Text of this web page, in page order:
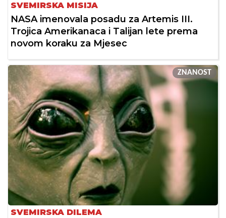
SVEMIRSKA MISIJA
NASA imenovala posadu za Artemis III.
Trojica Amerikanaca i Talijan lete prema
novom koraku za Mjesec
ZNANOST
SVEMIRSKA DILEMA